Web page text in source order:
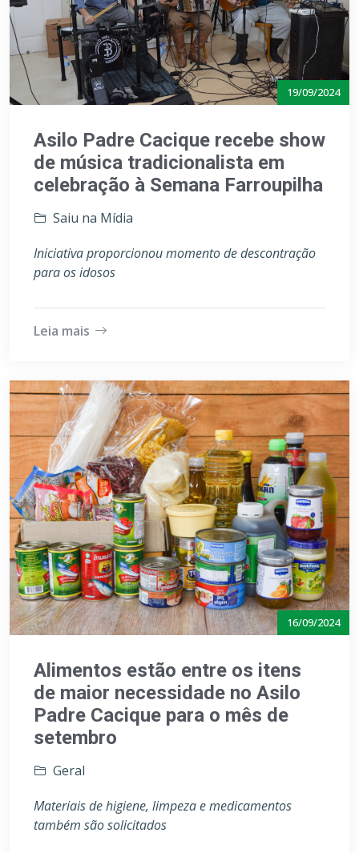
19/09/2024
Asilo Padre Cacique recebe show
de música tradicionalista em
celebração à Semana Farroupilha
Saiu na Mídia
Iniciativa proporcionou momento de descontração
para os idosos
Leia mais
16/09/2024
Alimentos estão entre os itens
de maior necessidade no Asilo
Padre Cacique para o mês de
setembro
Geral
Materiais de higiene, limpeza e medicamentos
também são solicitados